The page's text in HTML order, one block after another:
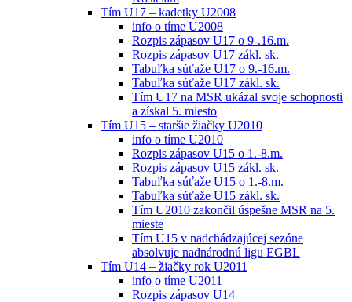
Tím U17 – kadetky U2008
info o tíme U2008
Rozpis zápasov U17 o 9-.16.m.
Rozpis zápasov U17 zákl. sk.
Tabuľka súťaže U17 o 9.-16.m.
Tabuľka súťaže U17 zákl. sk.
Tím U17 na MSR ukázal svoje schopnosti
a získal 5. miesto
Tím U15 – staršie žiačky U2010
info o tíme U2010
Rozpis zápasov U15 o 1.-8.m.
Rozpis zápasov U15 zákl. sk.
Tabuľka súťaže U15 o 1.-8.m.
Tabuľka súťaže U15 zákl. sk.
Tím U2010 zakončil úspešne MSR na 5.
mieste
Tím U15 v nadchádzajúcej sezóne
absolvuje nadnárodnú ligu EGBL
Tím U14 – žiačky rok U2011
info o tíme U2011
Rozpis zápasov U14